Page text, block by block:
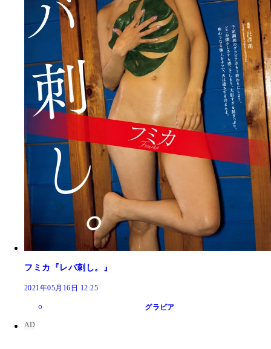
フミカ『レバ刺し。』
2021年05月16日 12:25
グラビア